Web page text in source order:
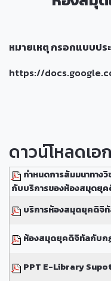
หมายเหตุ กรอกแบบปร
https://
ดาวน์โหลดเอ
กำหนดการสัมมนาทาง
กับบริการของห้องสมุดยุค
บริการห้องสมุดยุคดิจิทั
ห้องสมุดยุคดิจิทัลกับก
PPT E-Library